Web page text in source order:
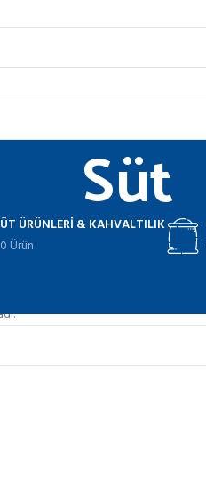
Süt
ÜRÜNLERI & KAHVALTILIK
Ürün